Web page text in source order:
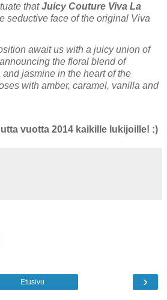
thatJuicy Couture Viva La
seductive face of the original Viva
await us with a juicy union of
the floral blend of
jasmine in the heart of the
with amber, caramel, vanilla and
vuotta 2014 kaikille lukijoille! :)
›
Etusivu